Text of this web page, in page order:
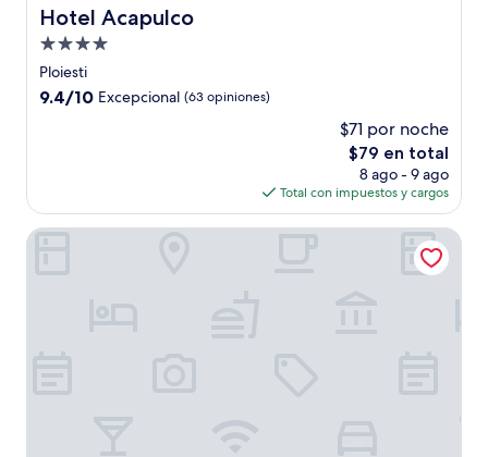
Hotel Acapulco
Hotel Acapulco
Propiedad
de
4.0
Ploiesti
9.4
9.4/10 Excepcional (63 opiniones)
$71 por noche
El
precio
actual
es
de
$79 en total
8 ago - 9 ago
Total con impuestos y cargos
Real Residence Resort